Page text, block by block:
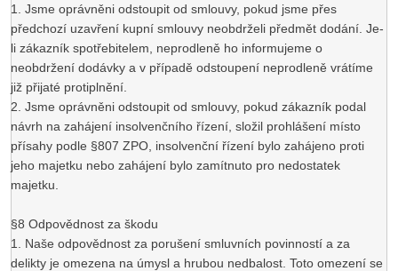
1. Jsme oprávněni odstoupit od smlouvy, pokud jsme přes
předchozí uzavření kupní smlouvy neobdrželi předmět dodání. Je-
li zákazník spotřebitelem, neprodleně ho informujeme o
neobdržení dodávky a v případě odstoupení neprodleně vrátíme
již přijaté protiplnění.
2. Jsme oprávněni odstoupit od smlouvy, pokud zákazník podal
návrh na zahájení insolvenčního řízení, složil prohlášení místo
přísahy podle §807 ZPO, insolvenční řízení bylo zahájeno proti
jeho majetku nebo zahájení bylo zamítnuto pro nedostatek
majetku.
§8 Odpovědnost za škodu
1. Naše odpovědnost za porušení smluvních povinností a za
delikty je omezena na úmysl a hrubou nedbalost. Toto omezení se